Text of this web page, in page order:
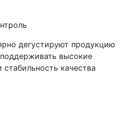
дегустируют продукцию
высокие
качества